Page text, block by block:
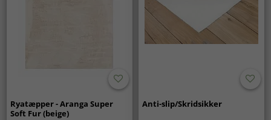
Ryatæpper - Aranga Super
Soft Fur (beige)
Anti-slip/Skridsikker